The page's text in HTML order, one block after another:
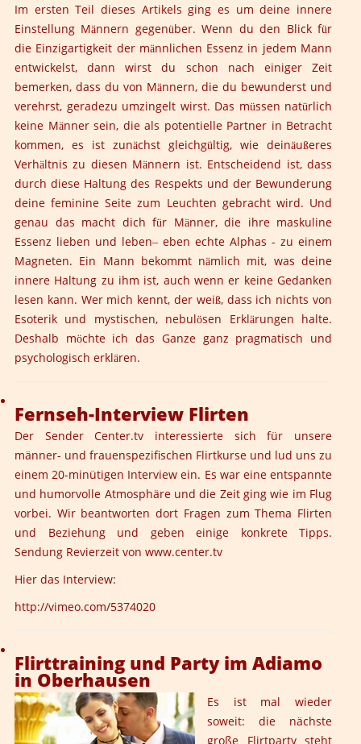
Im ersten Teil dieses Artikels ging es um deine innere
Einstellung Männern gegenüber. Wenn du den Blick für
die Einzigartigkeit der männlichen Essenz in jedem Mann
entwickelst, dann wirst du schon nach einiger Zeit
bemerken, dass du von Männern, die du bewunderst und
verehrst, geradezu umzingelt wirst. Das müssen natürlich
keine Männer sein, die als potentielle Partner in Betracht
kommen, es ist zunächst gleichgültig, wie deinäußeres
Verhältnis zu diesen Männern ist. Entscheidend ist, dass
durch diese Haltung des Respekts und der Bewunderung
deine feminine Seite zum Leuchten gebracht wird. Und
genau das macht dich für Männer, die ihre maskuline
Essenz lieben und leben– eben echte Alphas - zu einem
Magneten. Ein Mann bekommt nämlich mit, was deine
innere Haltung zu ihm ist, auch wenn er keine Gedanken
lesen kann. Wer mich kennt, der weiß, dass ich nichts von
Esoterik und mystischen, nebulösen Erklärungen halte.
Deshalb möchte ich das Ganze ganz pragmatisch und
psychologisch erklären.
Fernseh-Interview Flirten
Der Sender Center.tv interessierte sich für unsere
männer- und frauenspezifischen Flirtkurse und lud uns zu
einem 20-minütigen Interview ein. Es war eine entspannte
und humorvolle Atmosphäre und die Zeit ging wie im Flug
vorbei. Wir beantworten dort Fragen zum Thema Flirten
und Beziehung und geben einige konkrete Tipps.
Sendung Revierzeit von www.center.tv
Hier das Interview:
http://vimeo.com/5374020
Flirttraining und Party im Adiamo
in Oberhausen
Es ist mal wieder
soweit: die nächste
große Flirtparty steht